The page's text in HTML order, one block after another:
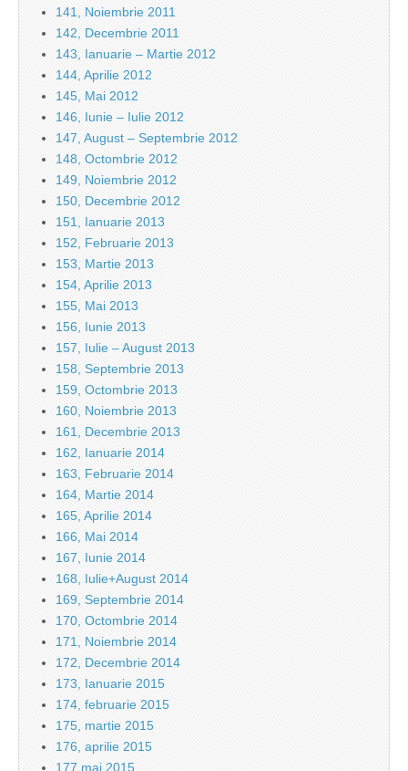
141, Noiembrie 2011
142, Decembrie 2011
143, Ianuarie – Martie 2012
144, Aprilie 2012
145, Mai 2012
146, Iunie – Iulie 2012
147, August – Septembrie 2012
148, Octombrie 2012
149, Noiembrie 2012
150, Decembrie 2012
151, Ianuarie 2013
152, Februarie 2013
153, Martie 2013
154, Aprilie 2013
155, Mai 2013
156, Iunie 2013
157, Iulie – August 2013
158, Septembrie 2013
159, Octombrie 2013
160, Noiembrie 2013
161, Decembrie 2013
162, Ianuarie 2014
163, Februarie 2014
164, Martie 2014
165, Aprilie 2014
166, Mai 2014
167, Iunie 2014
168, Iulie+August 2014
169, Septembrie 2014
170, Octombrie 2014
171, Noiembrie 2014
172, Decembrie 2014
173, Ianuarie 2015
174, februarie 2015
175, martie 2015
176, aprilie 2015
177 mai 2015